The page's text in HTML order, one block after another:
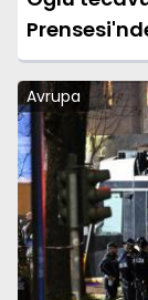
Avrupa